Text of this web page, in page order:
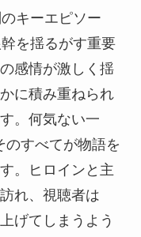
キーエピソー
を揺るがす重要
感情が激しく揺
に積み重ねられ
。何気ない一
すべてが物語を
。ヒロインと主
れ、視聴者は
げてしまうよう